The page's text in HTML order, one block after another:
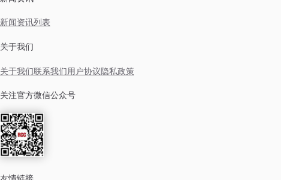
新闻资讯列表
关于我们
关于我们联系我们用户协议隐私政策
关注官方微信公众号
友情链接